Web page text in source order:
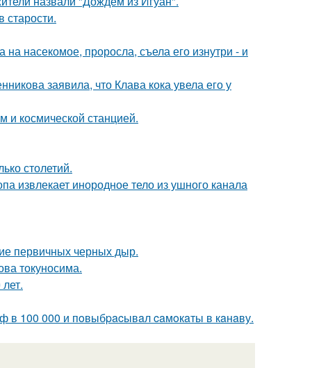
старости.
насекомое, проросла, съела его изнутри - и
заявила, что Клава кока увела его у
и космической станцией.
столетий.
извлекает инородное тело из ушного канала
первичных черных дыр.
токуносима.
в 100 000 и пoвыбpacывaл caмoкaты в кaнaву.